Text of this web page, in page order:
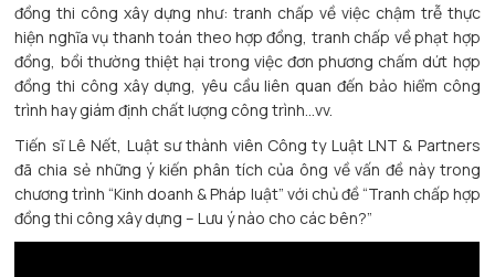
đồng thi công xây dựng như: tranh chấp về việc chậm trễ thực
hiện nghĩa vụ thanh toán theo hợp đồng, tranh chấp về phạt hợp
đồng, bồi thường thiệt hại trong việc đơn phương chấm dứt hợp
đồng thi công xây dựng, yêu cầu liên quan đến bảo hiểm công
trình hay giám định chất lượng công trình…vv.
Tiến sĩ Lê Nết, Luật sư thành viên Công ty Luật LNT & Partners
đã chia sẻ những ý kiến phân tích của ông về vấn đề này trong
chương trình “Kinh doanh & Pháp luật” với chủ đề “Tranh chấp hợp
đồng thi công xây dựng – Lưu ý nào cho các bên?”